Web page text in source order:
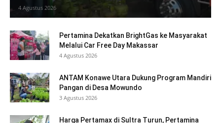
4 Agustus 2026
Pertamina Dekatkan BrightGas ke Masyarakat
Melalui Car Free Day Makassar
4 Agustus 2026
ANTAM Konawe Utara Dukung Program Mandiri
Pangan di Desa Mowundo
3 Agustus 2026
Harga Pertamax di Sultra Turun, Pertamina